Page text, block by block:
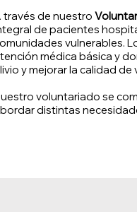
través de nuestro
de pacientes
vulnerables.
médica básica y
y mejorar la calidad de
voluntariado se
distintas